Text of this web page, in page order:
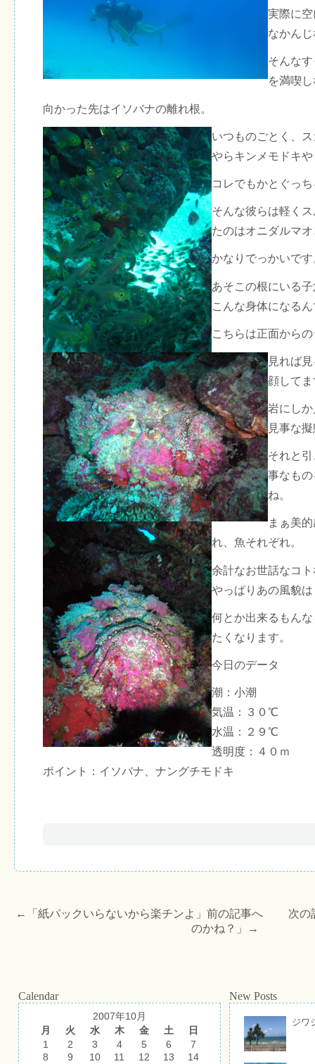
実際に
なかん
そんな
を満喫
向かった先はイソバナの離れ根。
いつものごとく、
やらキンメモドキ
コレでもかとぐっ
そんな彼らは軽く
たのはオニダルマ
かなりでっかいです
あそこの根にいる
こんな身体になる
こちらは正面から
見れば
顔して
岩にし
見事な
それと
事なも
ね。
まぁ美
れ、魚それぞれ。
余計なお世話なコ
やっぱりあの風貌は
何とか出来るもん
たくなります。
今日のデータ
潮：小潮
気温：３０℃
水温：２９℃
透明度：４０ｍ
ポイント：イソバナ、ナングチモドキ
←「 紙パックいらないから楽チンよ 」前の記事へ 次の
のかね？ 」→
Calendar
2007年10月
月
火 水 木 金 土
日
1
2 3 4 5 6
7
8
9 10 11 12 13 14
New Posts
ジワ